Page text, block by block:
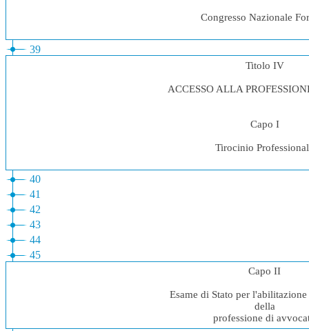
Congresso Nazionale
39
Titolo IV
ACCESSO ALLA
Capo I
Tirocinio
40
41
42
43
44
45
Capo II
Esame di Stato per
della
professione di